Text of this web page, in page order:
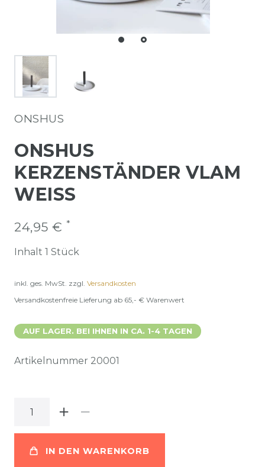
ONSHUS
ONSHUS
KERZENSTÄNDER VLAM
WEISS
24,95 € *
Inhalt 1 Stück
inkl. ges. MwSt. zzgl. Versandkosten
Versandkostenfreie Lieferung ab 65,- € Warenwert
AUF LAGER. BEI IHNEN IN CA. 1-4 TAGEN
Artikelnummer 20001
IN DEN WARENKORB